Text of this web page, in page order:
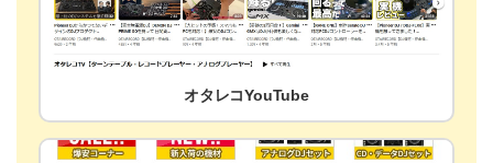
オタレコYouTube